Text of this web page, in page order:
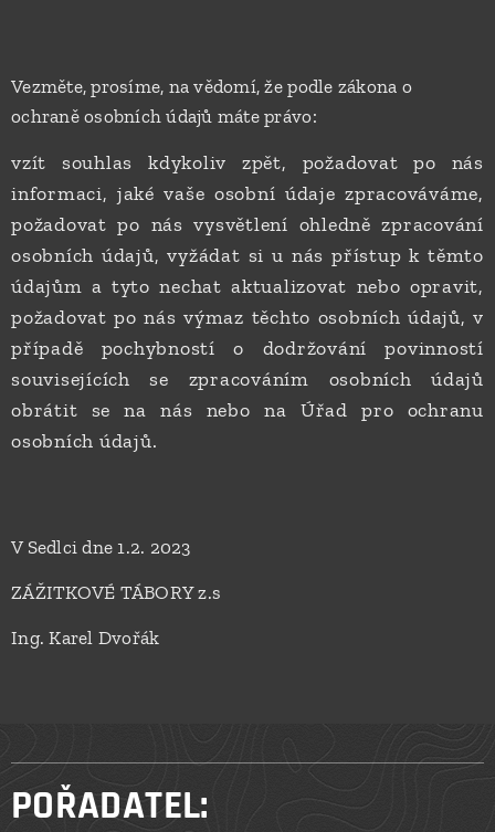
Vezměte, prosíme, na vědomí, že podle zákona o
ochraně osobních údajů máte právo:
vzít souhlas kdykoliv zpět, požadovat po nás
informaci, jaké vaše osobní údaje zpracováváme,
požadovat po nás vysvětlení ohledně zpracování
osobních údajů, vyžádat si u nás přístup k těmto
údajům a tyto nechat aktualizovat nebo opravit,
požadovat po nás výmaz těchto osobních údajů, v
případě pochybností o dodržování povinností
souvisejících se zpracováním osobních údajů
obrátit se na nás nebo na Úřad pro ochranu
osobních údajů.
V Sedlci dne 1.2. 2023
ZÁŽITKOVÉ TÁBORY z.s
Ing. Karel Dvořák
POŘADATEL: